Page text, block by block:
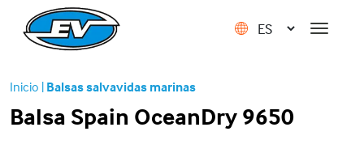
Inicio | Balsas salvavidas marinas
Balsa Spain OceanDry 9650